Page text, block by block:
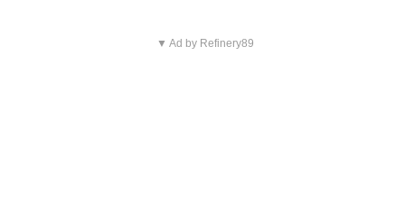
▼ Ad by Refinery89